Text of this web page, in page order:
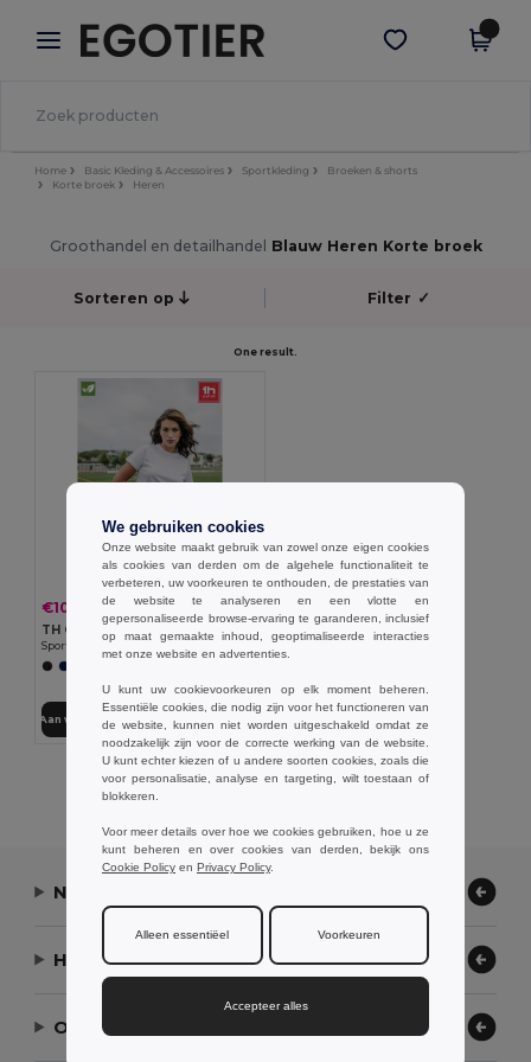
× Egotier-app
Betere prijzen in de app!
Download app
Home Basic Kleding & Accessoires Sportkleding
Broeken & shorts
Korte broek
Heren
Groothandel en detailhandel Blauw Heren Korte broek
Sorteren op Filter ✓
One result.
€10.80 €13.95 -23%
TH Clothes 30298
Sportshorts voor volwassenen
Aan winkelwagen toevoegen
Alle Producten Tonen.
Neem contact op
Hulp nodig?
Ons bedrijf
We gebruiken cookies
Onze website maakt gebruik van zowel onze eigen cookies
als cookies van derden om de algehele functionaliteit te
verbeteren, uw voorkeuren te onthouden, de prestaties van
de website te analyseren en een vlotte en
gepersonaliseerde browse-ervaring te garanderen, inclusief
op maat gemaakte inhoud, geoptimaliseerde interacties
met onze website en advertenties.
U kunt uw cookievoorkeuren op elk moment beheren.
Essentiële cookies, die nodig zijn voor het functioneren van
de website, kunnen niet worden uitgeschakeld omdat ze
noodzakelijk zijn voor de correcte werking van de website.
U kunt echter kiezen of u andere soorten cookies, zoals die
voor personalisatie, analyse en targeting, wilt toestaan of
blokkeren.
Voor meer details over hoe we cookies gebruiken, hoe u ze
kunt beheren en over cookies van derden, bekijk ons
Cookie Policy en Privacy Policy.
Alleen essentiëel Voorkeuren
Accepteer alles